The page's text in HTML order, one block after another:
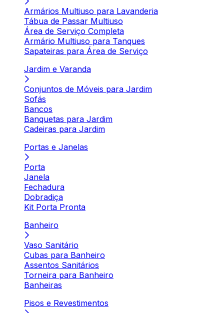
Armários Multiuso para Lavanderia
Tábua de Passar Multiuso
Área de Serviço Completa
Armário Multiuso para Tanques
Sapateiras para Área de Serviço
Jardim e Varanda
Conjuntos de Móveis para Jardim
Sofás
Bancos
Banquetas para Jardim
Cadeiras para Jardim
Portas e Janelas
Porta
Janela
Fechadura
Dobradiça
Kit Porta Pronta
Banheiro
Vaso Sanitário
Cubas para Banheiro
Assentos Sanitários
Torneira para Banheiro
Banheiras
Pisos e Revestimentos